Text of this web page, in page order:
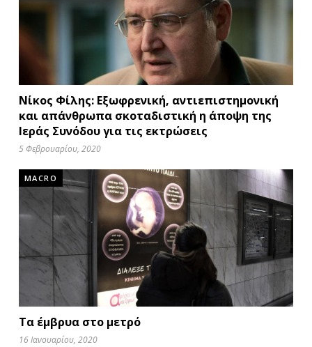
Νίκος Φίλης: Εξωφρενική, αντιεπιστημονική
και απάνθρωπα σκοταδιστική η άποψη της
Ιεράς Συνόδου για τις εκτρώσεις
5 Φεβρουαρίου, 2020
MACRO
Τα έμβρυα στο μετρό
16 Ιανουαρίου, 2020